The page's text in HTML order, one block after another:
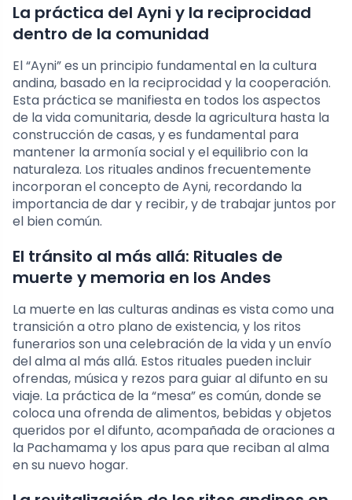
La práctica del Ayni y la reciprocidad
dentro de la comunidad
El “Ayni” es un principio fundamental en la cultura
andina, basado en la reciprocidad y la cooperación.
Esta práctica se manifiesta en todos los aspectos
de la vida comunitaria, desde la agricultura hasta la
construcción de casas, y es fundamental para
mantener la armonía social y el equilibrio con la
naturaleza. Los rituales andinos frecuentemente
incorporan el concepto de Ayni, recordando la
importancia de dar y recibir, y de trabajar juntos por
el bien común.
El tránsito al más allá: Rituales de
muerte y memoria en los Andes
La muerte en las culturas andinas es vista como una
transición a otro plano de existencia, y los ritos
funerarios son una celebración de la vida y un envío
del alma al más allá. Estos rituales pueden incluir
ofrendas, música y rezos para guiar al difunto en su
viaje. La práctica de la “mesa” es común, donde se
coloca una ofrenda de alimentos, bebidas y objetos
queridos por el difunto, acompañada de oraciones a
la Pachamama y los apus para que reciban al alma
en su nuevo hogar.